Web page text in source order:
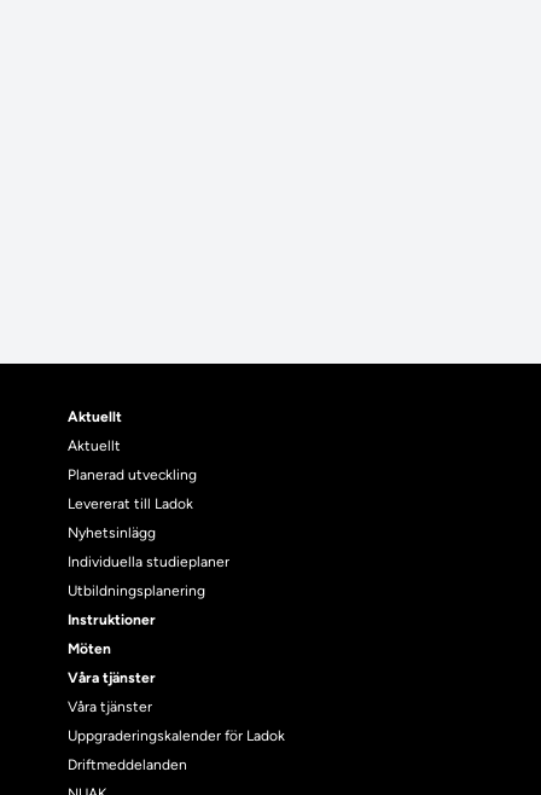
Aktuellt
Aktuellt
Planerad utveckling
Levererat till Ladok
Nyhetsinlägg
Individuella studieplaner
Utbildningsplanering
Instruktioner
Möten
Våra tjänster
Våra tjänster
Uppgraderingskalender för Ladok
Driftmeddelanden